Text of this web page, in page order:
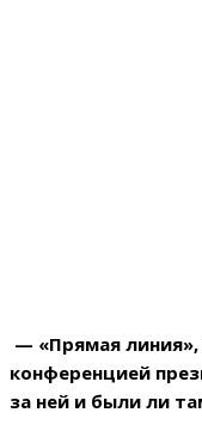
— «Прямая линия»,
конференцией
за ней и были ли